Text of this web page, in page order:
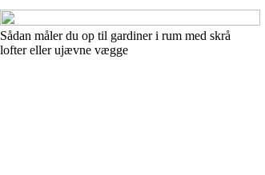
Sådan måler du op til gardiner i rum med skrå
lofter eller ujævne vægge